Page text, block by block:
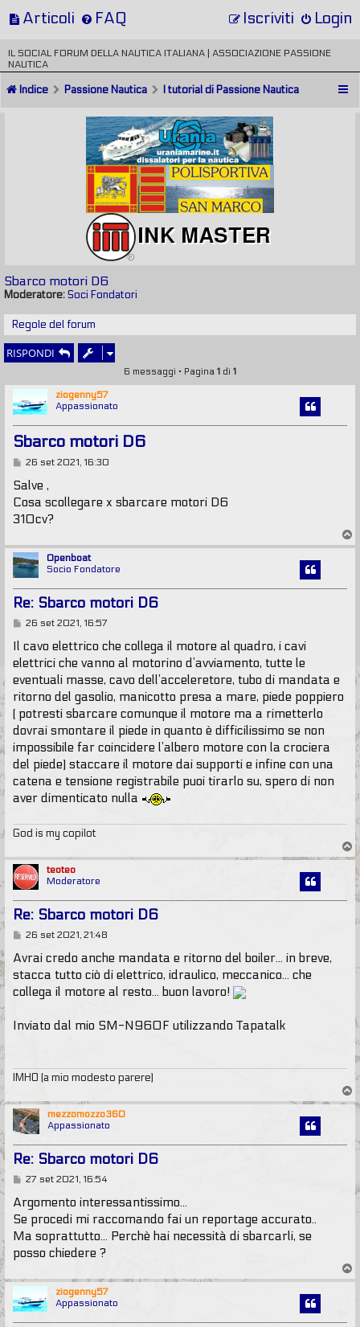
Articoli FAQ Login
Iscriviti
IL SOCIAL FORUM DELLA NAUTICA ITALIANA | ASSOCIAZIONE PASSIONE
NAUTICA
Indice Passione Nautica I tutorial di Passione Nautica
Sbarco motori D6
Moderatore:Soci Fondatori
Regole del forum
RISPONDI
6 messaggi • Pagina 1 di 1
ziogenny57
Appassionato
Sbarco motori D6
M
s
a
g
o
26 set 2021, 16:30
Salve ,
Cosa scollegare x sbarcare motori D6
310cv?
o
Openboat
Socio Fondatore
Re: Sbarco motori D6
M
s
a
g
i
o
26 set 2021, 16:57
Il cavo elettrico che collega il motore al quadro, i cavi
elettrici che vanno al motorino d’avviamento, tutte le
eventuali masse, cavo dell’acceleretore, tubo di mandata e
ritorno del gasolio, manicotto presa a mare, piede poppiero
( potresti sbarcare comunque il motore ma a rimetterlo
dovrai smontare il piede in quanto è difficilissimo se non
impossibile far coincidere l’albero motore con la crociera
del piede) staccare il motore dai supporti e infine con una
catena e tensione registrabile puoi tirarlo su, spero di non
aver dimenticato nulla
God is my copilot
T
o
p
teoteo
Moderatore
Re: Sbarco motori D6
M
s
a
g
o
26 set 2021, 21:48
Avrai credo anche mandata e ritorno del boiler... in breve,
stacca tutto ciò di elettrico, idraulico, meccanico... che
collega il motore al resto... buon lavoro!
Inviato dal mio SM-N960F utilizzando Tapatalk
IMHO (a mio modesto parere)
o
mezzomozzo360
Appassionato
Re: Sbarco motori D6
M
s
a
g
i
27 set 2021, 16:54
Argomento interessantissimo...
Se procedi mi raccomando fai un reportage accurato..
Ma soprattutto... Perchè hai necessità di sbarcarli, se
posso chiedere ?
o
ziogenny57
Appassionato